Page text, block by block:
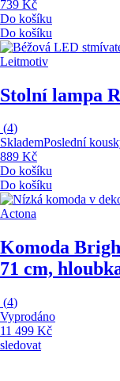
739 Kč
Do košíku
Do košíku
Leitmotiv
Stolní lampa
(4)
SklademPoslední
889 Kč
Do košíku
Do košíku
Actona
Komoda
71 cm,
(4)
Vyprodáno
11 499 Kč
sledovat